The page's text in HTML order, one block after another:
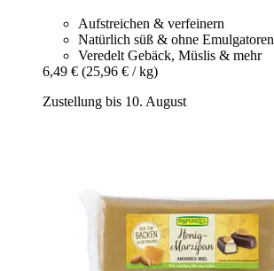
Aufstreichen & verfeinern
Natürlich süß & ohne Emulgatoren
Veredelt Gebäck, Müslis & mehr
6,49 € (25,96 € / kg)
Zustellung bis 10. August